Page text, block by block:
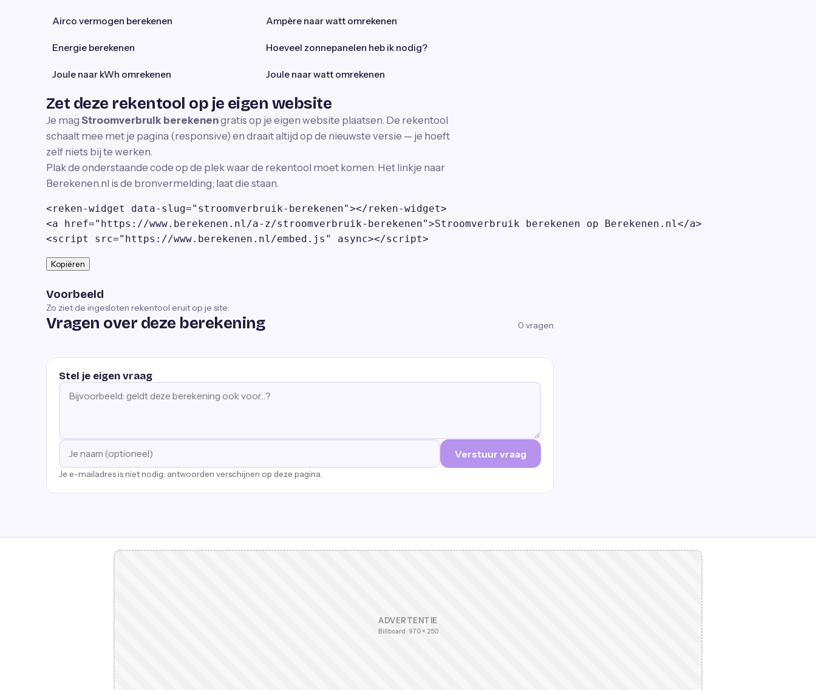
Airco vermogen berekenen Ampère naar watt omrekenen
Energie berekenen Hoeveel zonnepanelen heb ik nodig?
Joule naar kWh omrekenen Joule naar watt omrekenen
Zet deze rekentool op je eigen website
Je mag Stroomverbruik berekenengratis op je eigen website plaatsen. De rekentool
schaalt mee met je pagina (responsive) en draait altijd op de nieuwste versie — je hoeft
zelf niets bij te werken.
Plak de onderstaande code op de plek waar de rekentool moet komen. Het linkje naar
Berekenen.nl is de bronvermelding; laat die staan.
<reken-widget data-slug="stroomverbruik-berekenen"></reken-widget>
<a href="https://www.berekenen.nl/a-z/stroomverbruik-berekenen">Stroomverbruik berekenen op Berekenen.nl</a>
<script src="https://www.berekenen.nl/embed.js" async></script>
Kopiëren
Voorbeeld
Zo ziet de ingesloten rekentool eruit op je site:
Vragen over deze berekening 0 vragen
Stel je eigen vraag
Verstuur vraag
Je e-mailadres is niet nodig; antwoorden verschijnen op deze pagina.
ADVERTENTIE
Billboard · 970 × 250